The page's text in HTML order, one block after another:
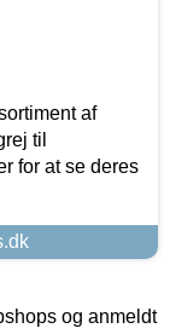
af
til
for at se deres
og anmeldt